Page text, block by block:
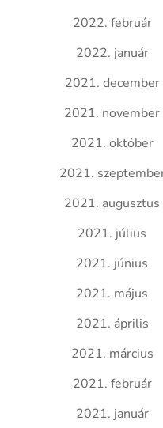
2022. február
2022. január
2021. december
2021. november
2021. október
2021.
2021. augusztus
2021. július
2021. június
2021. május
2021. április
2021. március
2021. február
2021. január